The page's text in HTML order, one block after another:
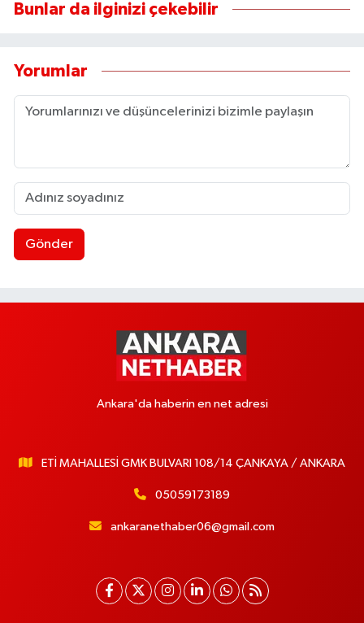
Bunlar da ilginizi çekebilir
Yorumlar
Gönder
Ankara'da haberin en net adresi
ETİ MAHALLESİ GMK BULVARI 108/14 ÇANKAYA / ANKARA
05059173189
ankaranethaber06@gmail.com